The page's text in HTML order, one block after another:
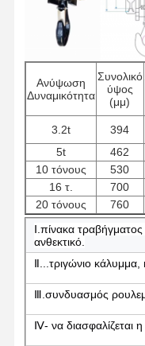
Ανύψωση
Δυναμικότητα
Συνολικό
ύψος
(μμ)
3.2t 394
5t
462
10 τόνους
530
16 τ.
700
20 τόνους
760
Ⅰ.πίνακα
ανθεκτικό.
Ⅱ...τριγώνιο
Ⅲ.συνδυασμός
Ⅳ- να διασφαλίζεται